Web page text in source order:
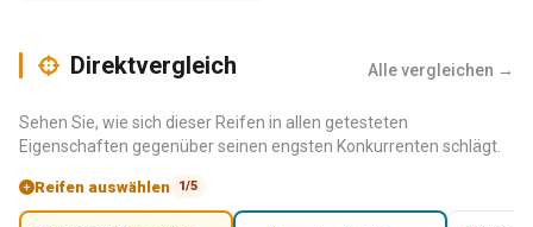
Direktvergleich Alle vergleichen →
Sehen Sie, wie sich dieser Reifen in allen getesteten
Eigenschaften gegenüber seinen engsten Konkurrenten schlägt.
Reifen auswählen 1/5